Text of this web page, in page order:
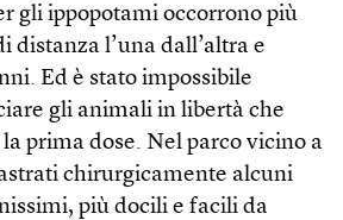
gli ippopotami occorrono più
distanza l’una dall’altra e
Ed è stato impossibile
gli animali in libertà che
prima dose. Nel parco vicino a
chirurgicamente alcuni
più docili e facili da